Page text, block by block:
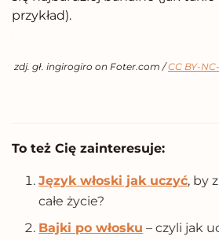
przykład).
.
.zdj. gł. ingirogiro on Foter.com /CC BY-
.
To też Cię zainteresuje:
Język włoski jak uczyć, by
całe życie?
Bajki po włosku – czyli jak